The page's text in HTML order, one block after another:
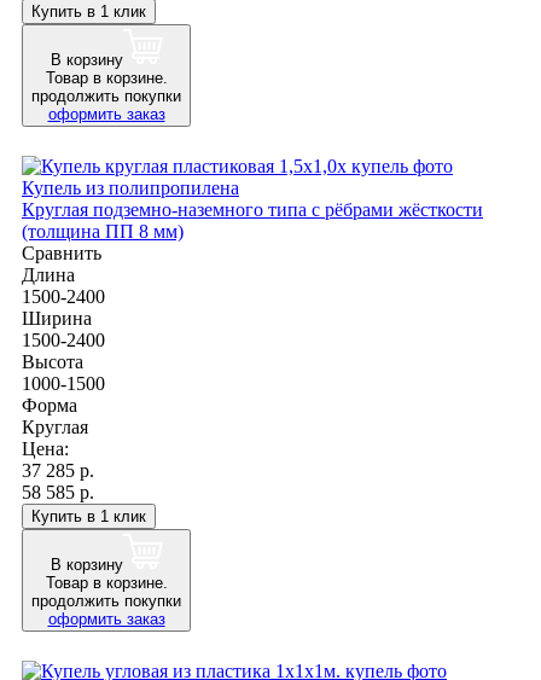
Купить в 1 клик
В корзину
Товар в корзине.
продолжить покупки
оформить заказ
Купель из полипропилена
Круглая подземно-наземного типа с рёбрами жёсткости
(толщина ПП 8 мм)
Сравнить
Длина
1500-2400
Ширина
1500-2400
Высота
1000-1500
Форма
Круглая
Цена:
37 285 р.
58 585 р.
Купить в 1 клик
В корзину
Товар в корзине.
продолжить покупки
оформить заказ